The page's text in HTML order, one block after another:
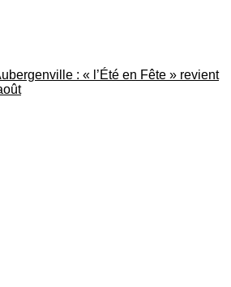
: « l’Été en Fête » revient